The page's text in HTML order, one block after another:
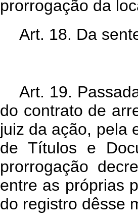
prorrogação da
Art. 18. Da
Art. 19.
do contrato de
juiz da ação, pela
de Títulos e
prorrogação
entre as próprias
do registro dêsse